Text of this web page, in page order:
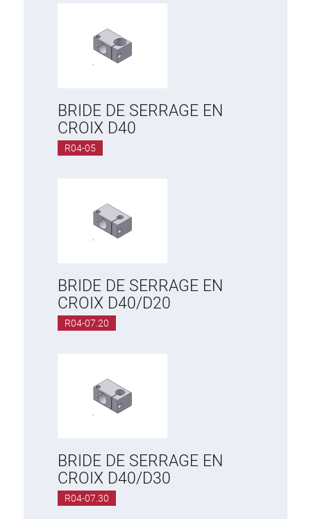
BRIDE DE SERRAGE EN
CROIX D40
R04-05
BRIDE DE SERRAGE EN
CROIX D40/D20
R04-07.20
BRIDE DE SERRAGE EN
CROIX D40/D30
R04-07.30